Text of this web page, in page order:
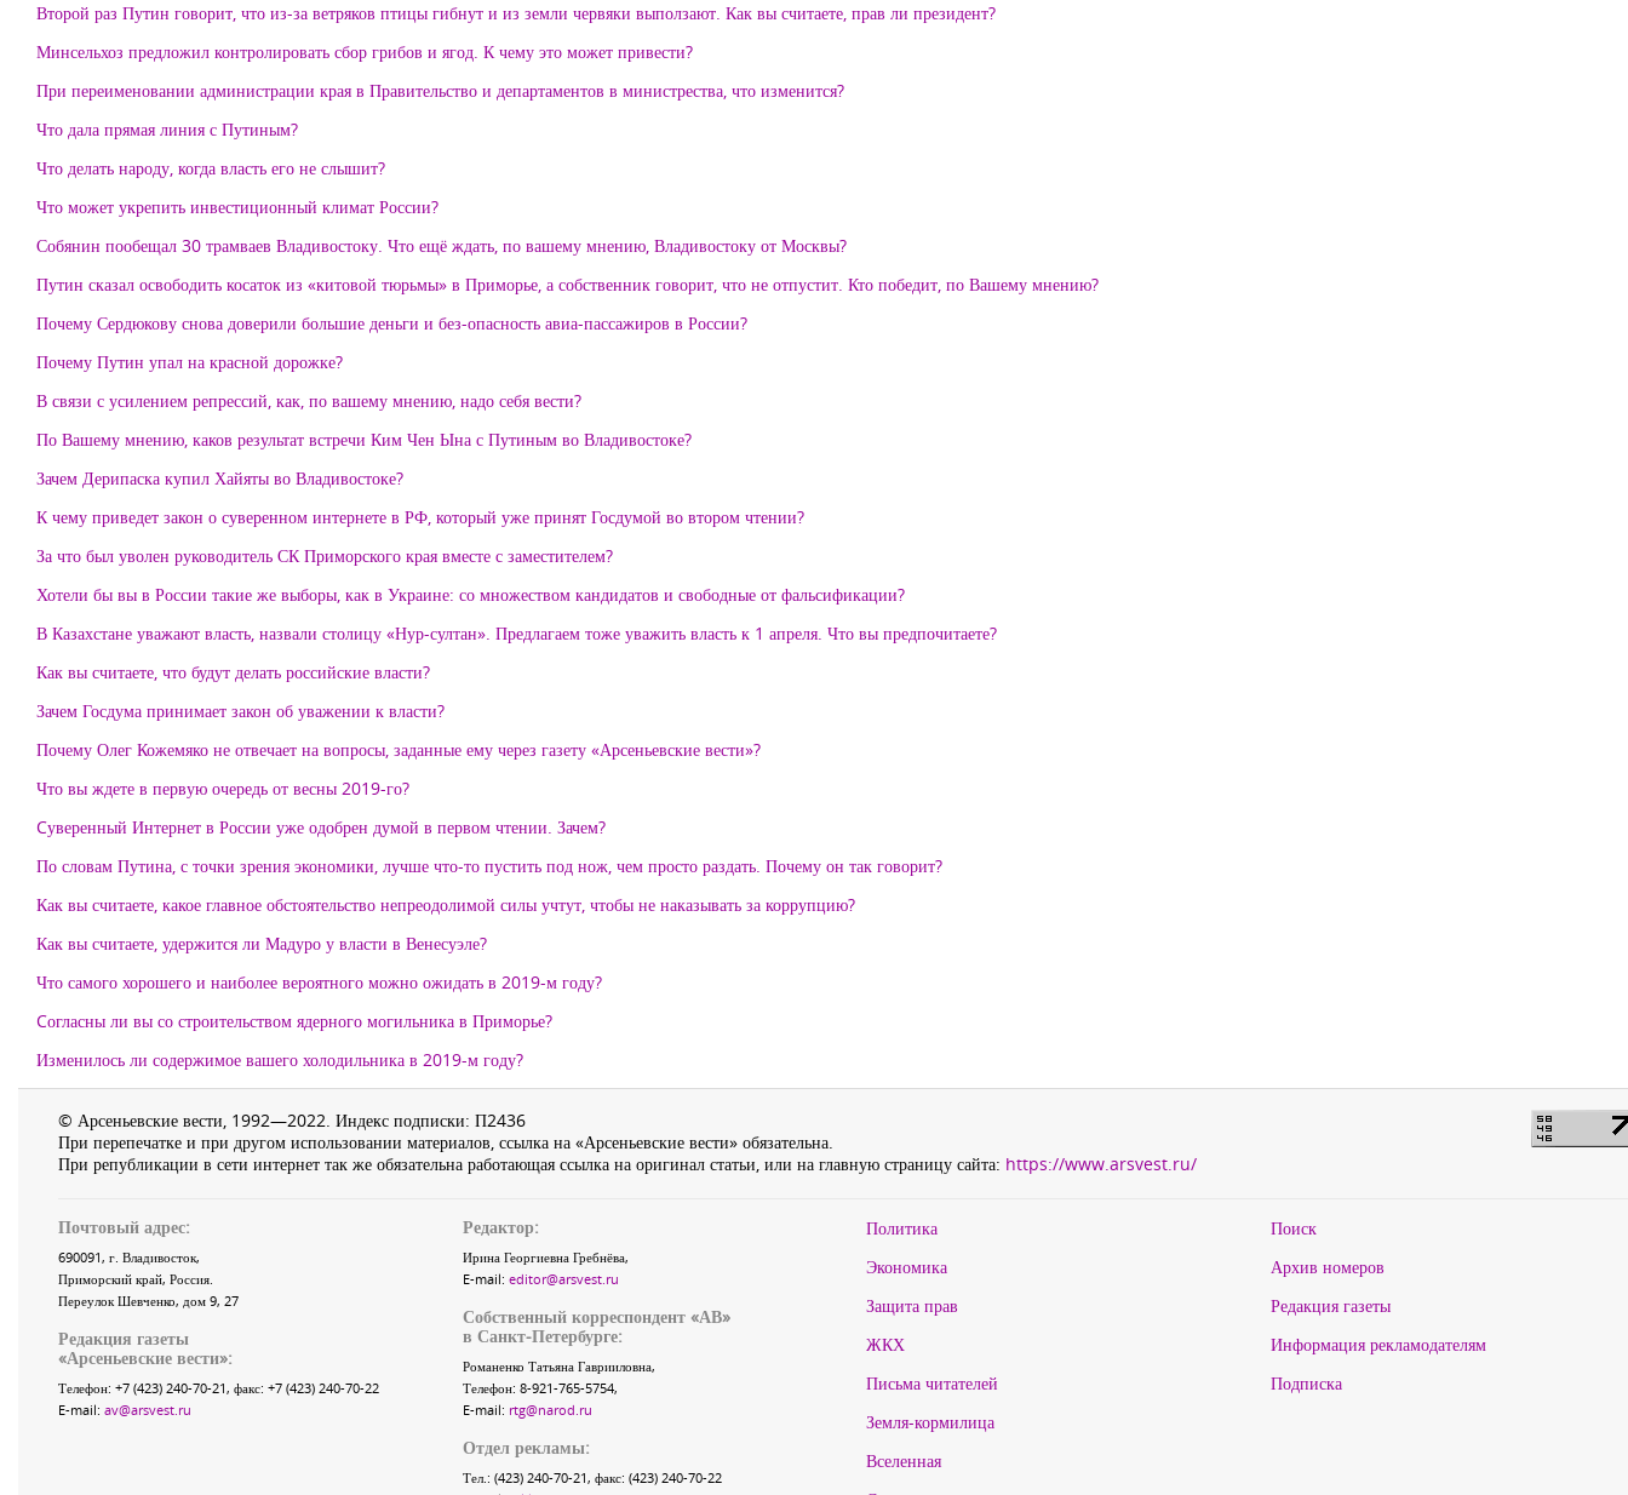
Второй раз Путин говорит, что из-за ветряков птицы гибнут и из земли червяки выползают. Как вы считаете, прав ли президент?
Минсельхоз предложил контролировать сбор грибов и ягод. К чему это может привести?
При переименовании администрации края в Правительство и департаментов в министрества, что изменится?
Что дала прямая линия с Путиным?
Что делать народу, когда власть его не слышит?
Что может укрепить инвестиционный климат России?
Собянин пообещал 30 трамваев Владивостоку. Что ещё ждать, по вашему мнению, Владивостоку от Москвы?
Путин сказал освободить косаток из «китовой тюрьмы» в Приморье, а собственник говорит, что не отпустит. Кто победит, по Вашему мнению?
Почему Сердюкову снова доверили большие деньги и без-опасность авиа-пассажиров в России?
Почему Путин упал на красной дорожке?
В связи с усилением репрессий, как, по вашему мнению, надо себя вести?
По Вашему мнению, каков результат встречи Ким Чен Ына с Путиным во Владивостоке?
Зачем Дерипаска купил Хайяты во Владивостоке?
К чему приведет закон о суверенном интернете в РФ, который уже принят Госдумой во втором чтении?
За что был уволен руководитель СК Приморского края вместе с заместителем?
Хотели бы вы в России такие же выборы, как в Украине: со множеством кандидатов и свободные от фальсификации?
В Казахстане уважают власть, назвали столицу «Нур-султан». Предлагаем тоже уважить власть к 1 апреля. Что вы предпочитаете?
Как вы считаете, что будут делать российские власти?
Зачем Госдума принимает закон об уважении к власти?
Почему Олег Кожемяко не отвечает на вопросы, заданные ему через газету «Арсеньевские вести»?
Что вы ждете в первую очередь от весны 2019-го?
Cуверенный Интернет в России уже одобрен думой в первом чтении. Зачем?
По словам Путина, с точки зрения экономики, лучше что-то пустить под нож, чем просто раздать. Почему он так говорит?
Как вы считаете, какое главное обстоятельство непреодолимой силы учтут, чтобы не наказывать за коррупцию?
Как вы считаете, удержится ли Мадуро у власти в Венесуэле?
Что самого хорошего и наиболее вероятного можно ожидать в 2019-м году?
Cогласны ли вы со строительством ядерного могильника в Приморье?
Изменилось ли содержимое вашего холодильника в 2019-м году?
© Арсеньевские вести, 1992—2022. Индекс подписки: П2436
При перепечатке и при другом использовании материалов, ссылка на «Арсеньевские вести» обязательна.
При републикации в сети интернет так же обязательна работающая ссылка на оригинал статьи, или на главную страницу сайта: https://www.arsvest.ru/
Почтовый адрес:
690091, г. Владивосток,
Приморский край, Россия.
Переулок Шевченко, дом 9, 27
Редакция газеты
«Арсеньевские вести»:
Телефон: +7 (423) 240-70-21, факс: +7 (423) 240-70-22
E-mail: av@arsvest.ru
Редактор:
Ирина Георгиевна Гребнёва,
E-mail: editor@arsvest.ru
Собственный корреспондент «АВ»
в Санкт-Петербурге:
Романенко Татьяна Гаврииловна,
Телефон: 8-921-765-5754,
E-mail: rtg@narod.ru
Отдел рекламы:
Тел.: (423) 240-70-21, факс: (423) 240-70-22
Политика
Экономика
Защита прав
ЖКХ
Письма читателей
Земля-кормилица
Вселенная
Поиск
Архив номеров
Редакция газеты
Информация рекламодателям
Подписка